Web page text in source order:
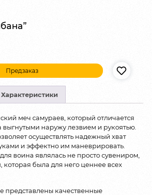
Предзаказ
Характеристики
меч самураев, который отличается
выгнутыми наружу лезвием и рукоятью.
осуществлять надежный хват
и эффектно им маневрировать.
воина являлась не просто сувениром,
которая была для него ценнее всех
представлены качественные